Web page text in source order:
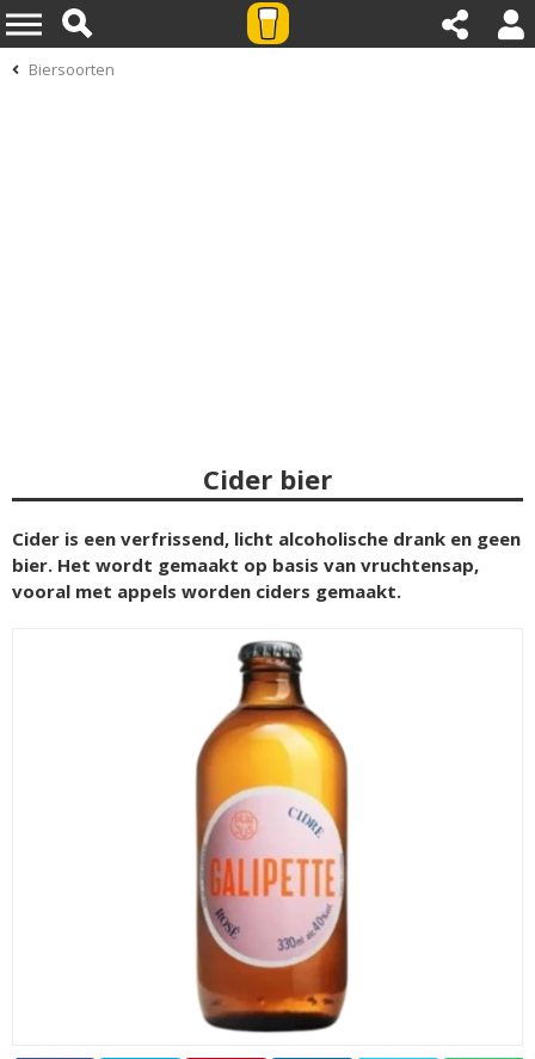
Biersoorten
Cider bier
Cider is een verfrissend, licht alcoholische drank en geen
bier. Het wordt gemaakt op basis van vruchtensap,
vooral met appels worden ciders gemaakt.